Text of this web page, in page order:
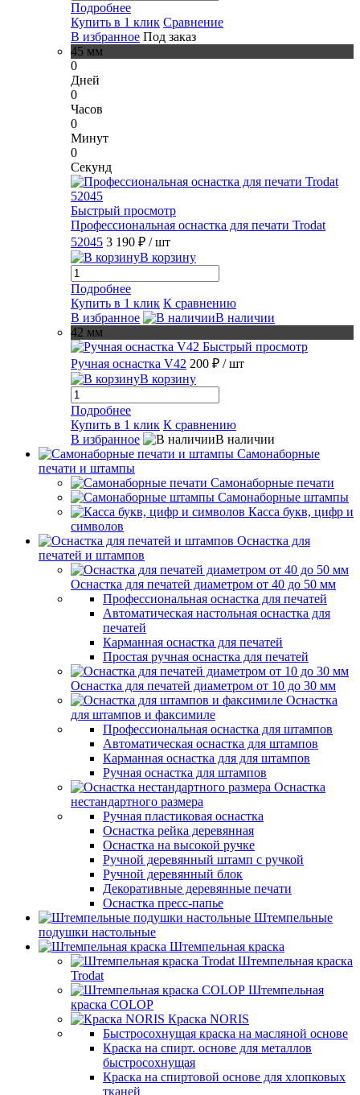
Подробнее
Купить в 1 клик Сравнение
В избранное Под заказ
45 мм
0
Дней
0
Часов
0
Минут
0
Секунд
Быстрый просмотр
Профессиональная оснастка для печати Trodat
52045 3 190 ₽ / шт
В корзину
Подробнее
Купить в 1 клик К сравнению
В избранное
В наличии
42 мм
Быстрый просмотр
Ручная оснастка V42 200 ₽ / шт
В корзину
Подробнее
Купить в 1 клик К сравнению
В избранное
В наличии
Самонаборные
печати и штампы
Самонаборные печати
Самонаборные штампы
Касса букв, цифр и
символов
Оснастка для
печатей и штампов
Оснастка для печатей диаметром от 40 до 50 мм
Профессиональная оснастка для печатей
Автоматическая настольная оснастка для
печатей
Карманная оснастка для печатей
Простая ручная оснастка для печатей
Оснастка для печатей диаметром от 10 до 30 мм
Оснастка
для штампов и факсимиле
Профессиональная оснастка для штампов
Автоматическая оснастка для штампов
Карманная оснастка для для штампов
Ручная оснастка для штампов
Оснастка
нестандартного размера
Ручная пластиковая оснастка
Оснастка рейка деревянная
Оснастка на высокой ручке
Ручной деревянный штамп с ручкой
Ручной деревянный блок
Декоративные деревянные печати
Оснастка пресс-папье
Штемпельные
подушки настольные
Штемпельная краска
Штемпельная краска
Trodat
Штемпельная
краска COLOP
Краска NORIS
Быстросохнущая краска на масляной основе
Краска на спирт. основе для металлов
быстросохнущая
Краска на спиртовой основе для хлопковых
тканей